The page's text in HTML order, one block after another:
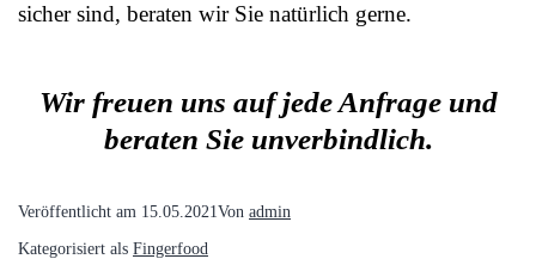
sicher sind, beraten wir Sie natürlich gerne.
Wir freuen uns auf jede Anfrage und
beraten Sie unverbindlich.
Veröffentlicht am 15.05.2021Von admin
Kategorisiert als Fingerfood